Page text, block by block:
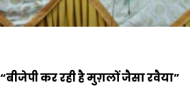
“बीजेपी कर रही है मुग़लों जैसा रवैया”